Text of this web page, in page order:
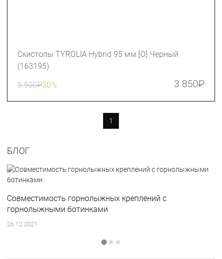
Скистопы TYROLIA Hybrid 95 мм [O] Черный
(163195)
5 500₽30% 3 850₽
1
БЛОГ
Совместимость горнолыжных креплений с
горнолыжными ботинками
26.12.2021